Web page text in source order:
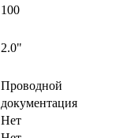
100
2.0"
Проводной
документация
Нет